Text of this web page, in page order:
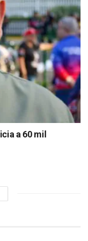
a 60 mil